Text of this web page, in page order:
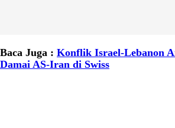
Baca Juga : Konflik Israel-Lebanon
Damai AS-Iran di Swiss